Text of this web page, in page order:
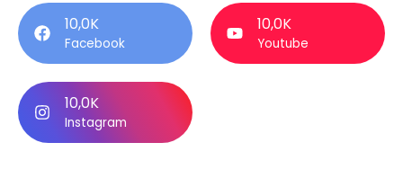
10,0K
Facebook
10,0K
Youtube
10,0K
Instagram